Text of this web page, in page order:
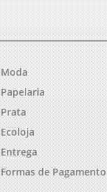
Moda
Papelaria
Prata
Ecoloja
Entrega
Formas de Pagamento